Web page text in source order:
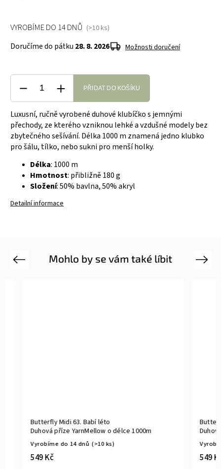
VYROBÍME DO 14 DNŮ (>10 ks)
Doručíme do pátku 28. 8. 2026 Možnosti doručení
PŘIDAT DO KOŠÍKU
Luxusní, ručně vyrobené duhové klubíčko s jemnými
přechody, ze kterého vzniknou lehké a vzdušné modely bez
zbytečného sešívání. Délka 1000 m znamená jedno klubko
pro šálu, tílko, nebo sukni pro menší holky.
Délka: 1000 m
Hmotnost: přibližně 180 g
Složení: 50% bavlna, 50% akryl
Detailní informace
Mohlo by se vám také líbit
Previous
Butterfly Midi 63. Babí léto
Duhová příze YarnMellow o délce 1000m
Vyrobíme do 14 dnů (>10 ks)
549 Kč
Butterfly
Duhová
Vyrobíme
549 Kč
Next